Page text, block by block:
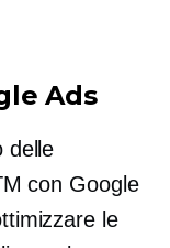
Ads
delle
con Google
le